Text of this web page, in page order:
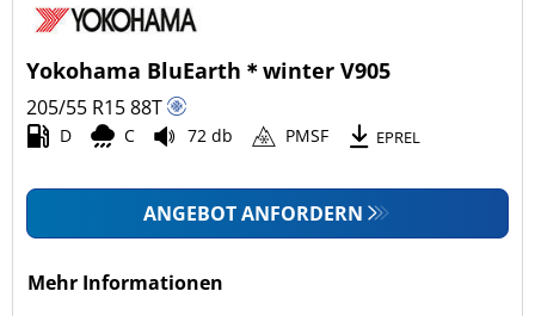
Yokohama BluEarth＊winter V905
205/55 R1588T
D C 72 db PMSF EPREL
ANGEBOT ANFORDERN
Mehr Informationen